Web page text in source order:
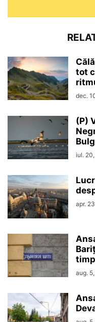
tot
dec.
(P)
iul.
apr.
timp
aug.